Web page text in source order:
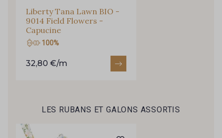
Liberty Tana Lawn BIO -
9014 Field Flowers -
Capucine
100%
32,80 €/m
LES RUBANS ET GALONS ASSORTIS